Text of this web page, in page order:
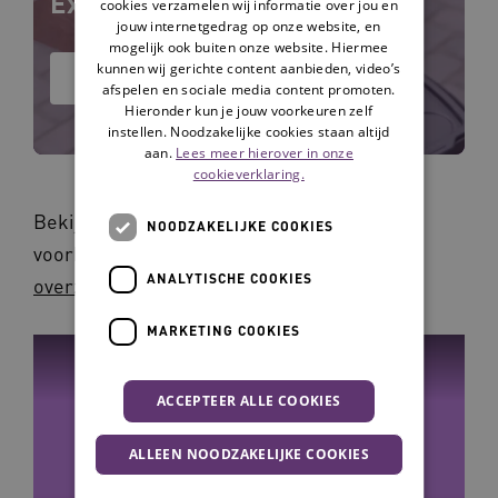
Bekijk het hulpmiddel
Bekijk hier de video's van de campagne met
voorbeelden uit de praktijk. Of ga naar het
overzicht van de video's op YouTube
cookies verzamelen wij informatie over jou en
jouw internetgedrag op onze website, en
mogelijk ook buiten onze website. Hiermee
kunnen wij gerichte content aanbieden, video’s
afspelen en sociale media content promoten.
Hieronder kun je jouw voorkeuren zelf
instellen. Noodzakelijke cookies staan altijd
aan. Lees meer hierover in onze
cookieverklaring.
NOODZAKELIJKE COOKIES
ANALYTISCHE COOKIES
MARKETING COOKIES
ACCEPTEER ALLE COOKIES
ALLEEN NOODZAKELIJKE COOKIES